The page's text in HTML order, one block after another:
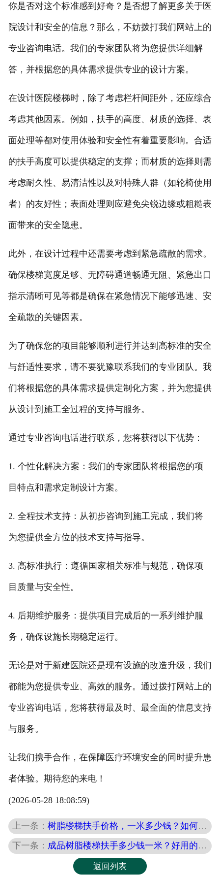
你是否对这个标准感到好奇？是否想了解更多关于医
院设计和安全的信息？那么，不妨拨打我们网站上的
专业咨询电话。我们的专家团队将为您提供详细解
答，并根据您的具体需求提供专业的设计方案。
在设计医院楼梯时，除了考虑栏杆间距外，还应综合
考虑其他因素。例如，扶手的高度、材质的选择、表
面处理等都对使用体验和安全性有着重要影响。合适
的扶手高度可以提供稳定的支撑；而材质的选择则需
考虑耐久性、易清洁性以及对特殊人群（如轮椅使用
者）的友好性；表面处理则应避免尖锐边缘或粗糙表
面带来的安全隐患。
此外，在设计过程中还需要考虑到紧急疏散的需求。
确保楼梯宽度足够、无障碍通道畅通无阻、紧急出口
指示清晰可见等都是确保在紧急情况下能够迅速、安
全疏散的关键因素。
为了确保您的项目能够顺利进行并达到高标准的安全
与舒适性要求，请不要犹豫联系我们的专业团队。我
们将根据您的具体需求提供定制化方案，并为您提供
从设计到施工全过程的支持与服务。
通过专业咨询电话进行联系，您将获得以下优势：
1. 个性化解决方案：我们的专家团队将根据您的项
目特点和需求定制设计方案。
2. 全程技术支持：从初步咨询到施工完成，我们将
为您提供全方位的技术支持与指导。
3. 高标准执行：遵循国家相关标准与规范，确保项
目质量与安全性。
4. 后期维护服务：提供项目完成后的一系列维护服
务，确保设施长期稳定运行。
无论是对于新建医院还是现有设施的改造升级，我们
都能为您提供专业、高效的服务。通过拨打网站上的
专业咨询电话，您将获得最及时、最全面的信息支持
与服务。
让我们携手合作，在保障医疗环境安全的同时提升患
者体验。期待您的来电！
(2026-05-28 18:08:59)
上一条：树脂楼梯扶手价格，一米多少钱？如何咨询专业人士？
下一条： 成品树脂楼梯扶手多少钱一米？好用的秘密在这里！
返回列表